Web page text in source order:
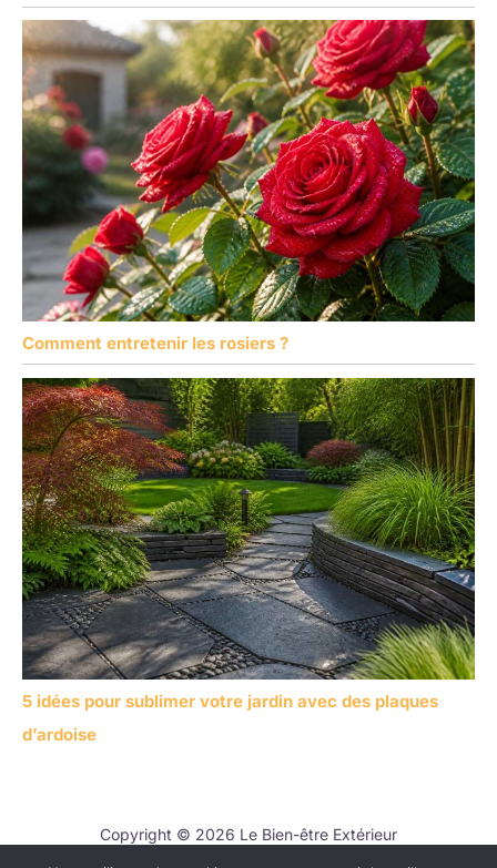
Comment entretenir les rosiers ?
5 idées pour sublimer votre jardin avec des plaques
d’ardoise
Copyright © 2026 Le Bien-être Extérieur